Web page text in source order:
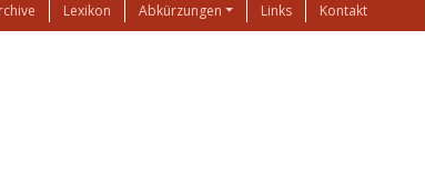
Lexikon Abkürzungen Links Kontakt